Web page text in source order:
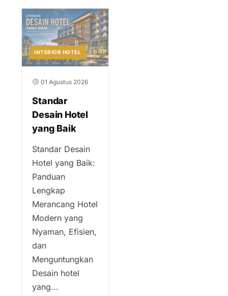
INTERIOR HOTEL
01 Agustus 2026
Standar
Desain Hotel
yang Baik
Standar Desain
Hotel yang Baik:
Panduan
Lengkap
Merancang Hotel
Modern yang
Nyaman, Efisien,
dan
Menguntungkan
Desain hotel
yang...